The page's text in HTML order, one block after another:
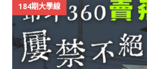
184期大學線